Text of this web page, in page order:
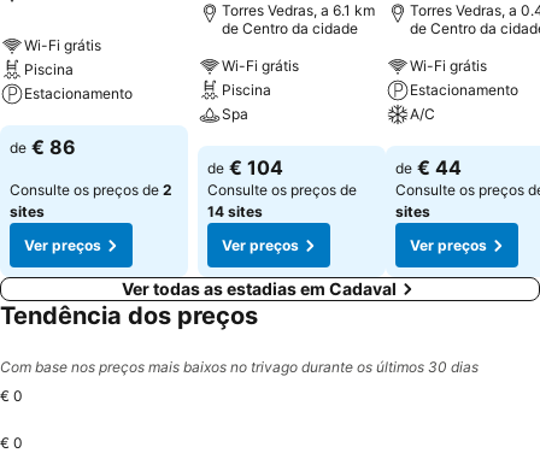
Wi-Fi grátis
Piscina
Estacionamento
Ver preços
de € 86
Consulte os preços de 2
sites
Ver preços
Torres Vedras, a 6.1 km
de Centro da cidade
Wi-Fi grátis
Piscina
Spa
Ver preços
de € 104
Consulte os preços de
14 sites
Ver preços
Torres Vedras, a
de Centro da
Wi-Fi grátis
Estacionamento
A/C
Ver preços
de € 44
Consulte os preços
sites
Ver preços
Ver todas as estadias em Cadaval
Tendência dos preços
Com base nos preços mais baixos no trivago durante os últimos 30 dias
€ 0
€ 0